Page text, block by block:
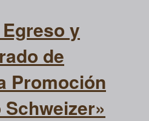
y
de
Promoción